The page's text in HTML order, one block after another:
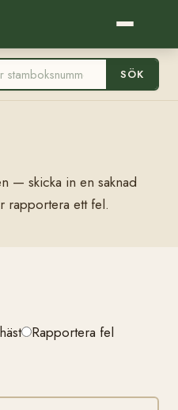
SÖK
— skicka in en saknad
rapportera ett fel.
Rapportera fel